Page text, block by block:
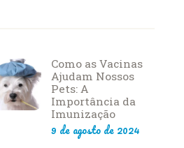
Como as Vacinas
Ajudam Nossos
Pets: A
Importância da
Imunização
9 de agosto de 2024